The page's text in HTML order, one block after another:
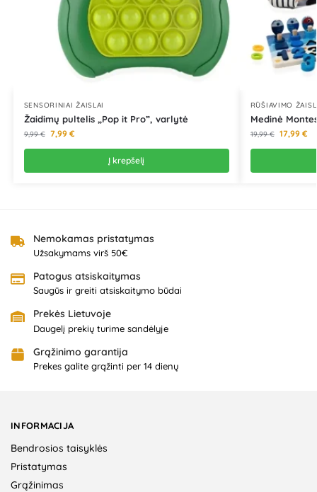
SENSORINIAI ŽAISLAI
Žaidimų pultelis „Pop it Pro”, varlytė
9,99€ 7,99 €
Į krepšelį
RŪŠIAVIMO
Medinė
19,99€ 17,99 €
Nemokamas pristatymas
Užsakymams virš 50€
Patogus atsiskaitymas
Saugūs ir greiti atsiskaitymo būdai
Prekės Lietuvoje
Daugelį prekių turime sandėlyje
Grąžinimo garantija
Prekes galite grąžinti per 14 dienų
INFORMACIJA
Bendrosios taisyklės
Pristatymas
Grąžinimas